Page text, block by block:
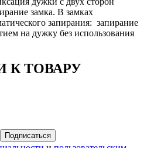
замка. В замках
запирания: запирание
на дужку без использования
К ТОВАРУ
Подписаться